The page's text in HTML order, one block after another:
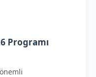
Programı